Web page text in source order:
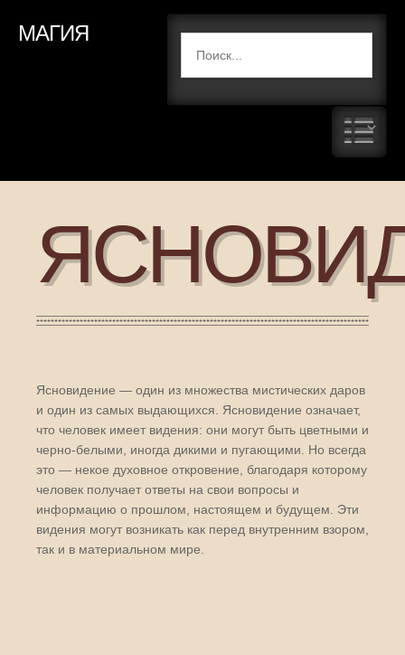
МАГИЯ
Ясновидение — один из множества мистических даров
и один из самых выдающихся. Ясновидение означает,
что человек имеет видения: они могут быть цветными и
черно-белыми, иногда дикими и пугающими. Но всегда
это — некое духовное откровение, благодаря которому
человек получает ответы на свои вопросы и
информацию о прошлом, настоящем и будущем. Эти
видения могут возникать как перед внутренним взором,
так и в материальном мире.